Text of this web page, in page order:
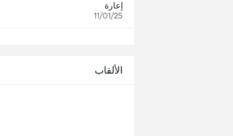
إعارة
11/01/25
الألقاب